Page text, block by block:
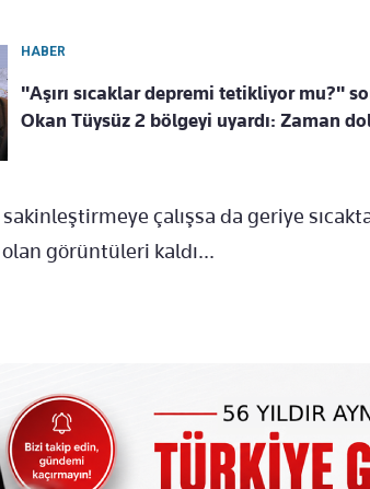
HABER
"Aşırı sıcaklar depremi tetikliyor mu?"
Okan Tüysüz 2 bölgeyi uyardı: Zaman
çalışsa da geriye
görüntüleri kaldı...